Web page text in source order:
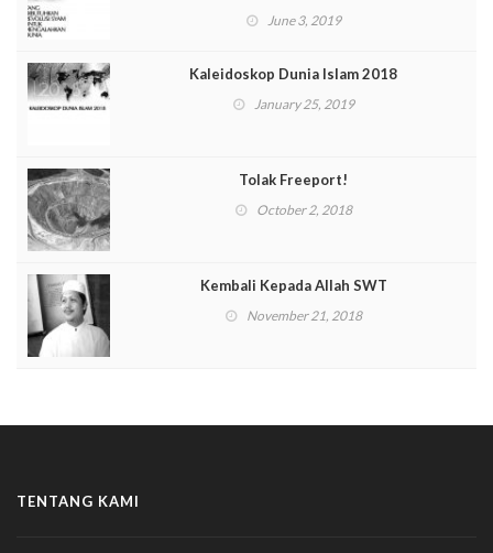
June 3, 2019
Kaleidoskop Dunia Islam 2018
January 25, 2019
Tolak Freeport!
October 2, 2018
Kembali Kepada Allah SWT
November 21, 2018
TENTANG KAMI